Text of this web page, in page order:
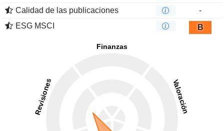
Calidad de las publicaciones
-
ESG MSCI
B